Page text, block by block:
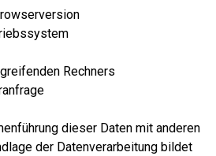
Rechners
dieser Daten mit anderen
der Datenverarbeitung bildet